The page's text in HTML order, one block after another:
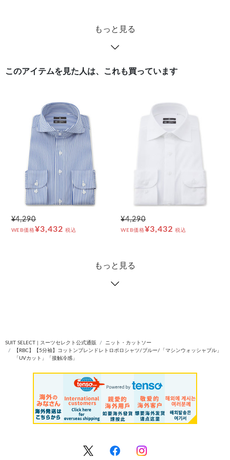
もっと見る
このアイテムを見た人は、これも買っています
¥4,290
WEB価格¥3,432 税込
¥4,290
WEB価格¥3,432 税込
もっと見る
SUIT SELECT | スーツセレクト公式通販
ニット・カットソー
【RBC】【5分袖】コットンブレンドレトロポロシャツ/ブルー/「マシンウォッシャブル」
「UVカット」「接触冷感」